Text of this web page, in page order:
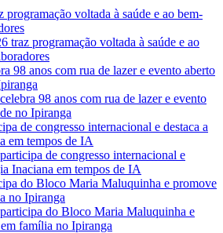
traz programação voltada à saúde e ao
98 anos com rua de lazer e evento
no Ipiranga
de congresso internacional e
Inaciana em tempos de IA
do Bloco Maria Maluquinha e
família no Ipiranga